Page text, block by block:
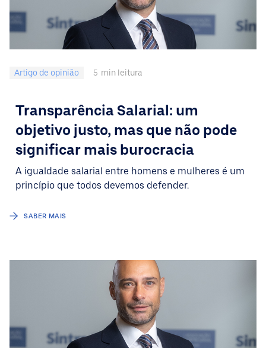
Artigo de opinião 5 min leitura
Transparência Salarial: um
objetivo justo, mas que não pode
significar mais burocracia
A igualdade salarial entre homens e mulheres é um
princípio que todos devemos defender.
SABER MAIS